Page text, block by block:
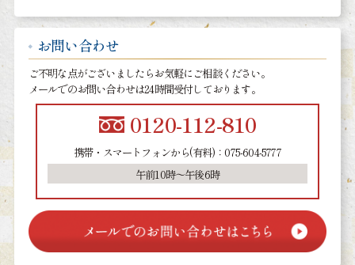
お問い合わせ
ご不明な点がございましたらお気軽にご相談ください。
メールでのお問い合わせは24時間受付しております。
0120-112-810
携帯・スマートフォンから(有料)：075-604-5777
午前10時～午後6時